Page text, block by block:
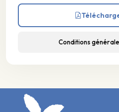
Conditions